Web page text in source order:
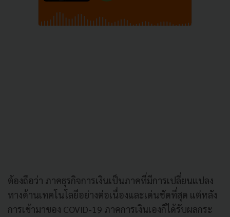
ต้องถือว่า ภาคธุรกิจการเงินเป็นภาคที่มีการเปลี่ยนแปลง
ทางด้านเทคโนโลยีอย่างต่อเนื่องและเด่นชัดที่สุด แต่หลัง
การเข้ามาของ COVID-19 ภาคการเงินเองก็ได้รับผลกระ